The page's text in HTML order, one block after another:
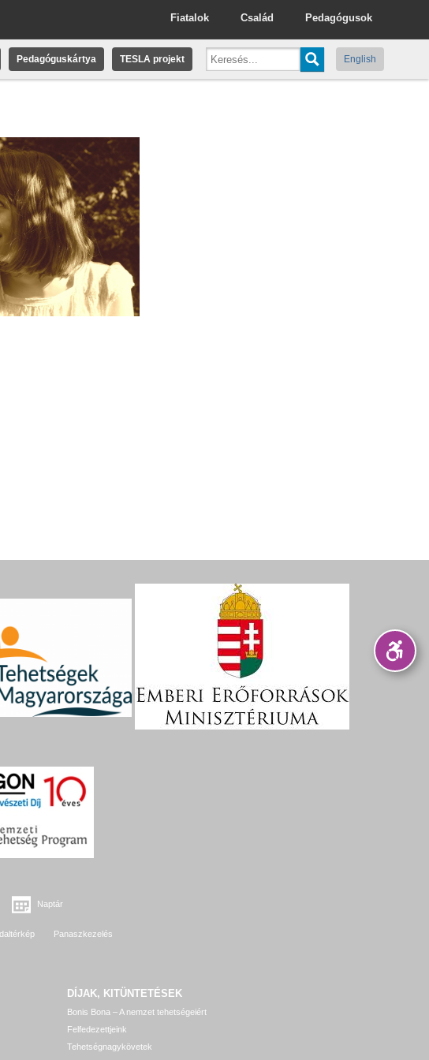
Pedagógusok
Család
Fiatalok
Pedagóguskártya TESLA projekt English
Naptár
Panaszkezelés
DÍJAK, KITÜNTETÉSEK
Bonis Bona – A nemzet tehetségeiért
Felfedezettjeink
Tehetségnagykövetek